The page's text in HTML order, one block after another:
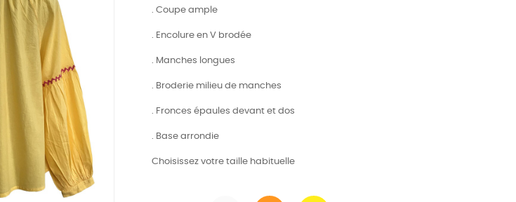
. Coupe ample
. Encolure en V brodée
. Manches longues
. Broderie milieu de manches
. Fronces épaules devant et dos
. Base arrondie
Choisissez votre taille habituelle